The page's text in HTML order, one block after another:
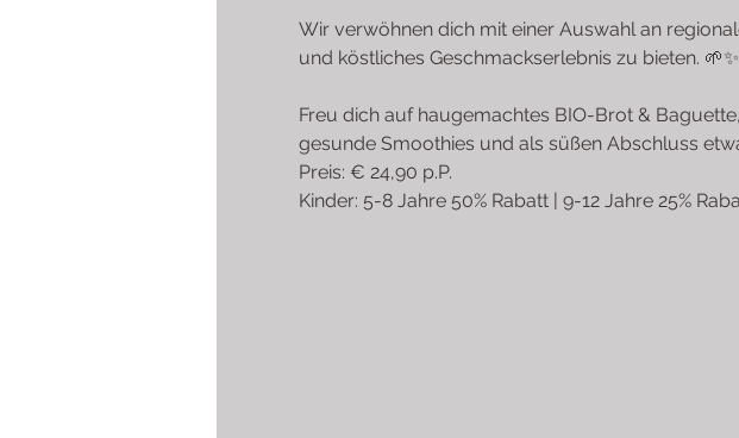
Wir verwöhnen dich mit einer Auswahl an
und köstliches Geschmackserlebnis zu bieten. 🌱✨
Freu dich auf haugemachtes BIO-Brot &
gesunde Smoothies und als süßen Abschluss
Preis: € 24,90 p.P.
Kinder: 5-8 Jahre 50% Rabatt | 9-12 Jahre 25%